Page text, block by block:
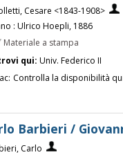
Cesare <1843-1908>
: Ulrico Hoepli, 1886
Materiale a stampa
qui: Univ. Federico II
Controlla la disponibilità
Barbieri /
Carlo